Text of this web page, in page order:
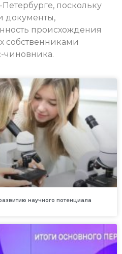
поскольку
документы,
происхождения
собственниками
чиновника.
научного потенциала